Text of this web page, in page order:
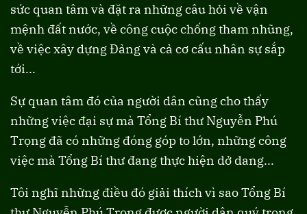
sức quan tâm và đặt ra những câu hỏi về vận
mệnh đất nước, về công cuộc chống tham nhũng,
về việc xây dựng Đảng và cả cơ cấu nhân sự sắp
tới...
Sự quan tâm đó của người dân cũng cho thấy
những việc đại sự mà Tổng Bí thư Nguyễn Phú
Trọng đã có những đóng góp to lớn, những công
việc mà Tổng Bí thư đang thực hiện dở dang...
Tôi nghĩ những điều đó giải thích vì sao Tổng Bí